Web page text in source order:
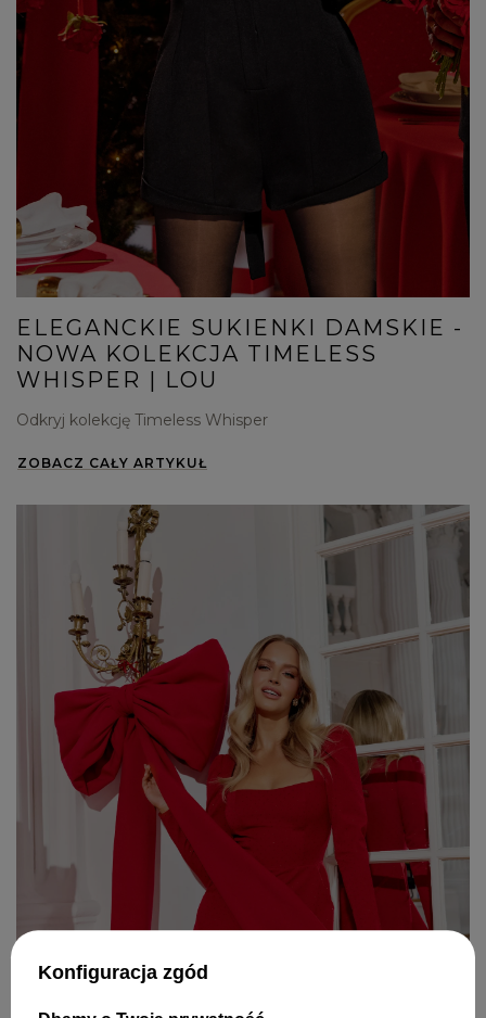
ELEGANCKIE SUKIENKI DAMSKIE -
NOWA KOLEKCJA TIMELESS
WHISPER | LOU
Odkryj kolekcję Timeless Whisper
ZOBACZ CAŁY ARTYKUŁ
Konfiguracja zgód